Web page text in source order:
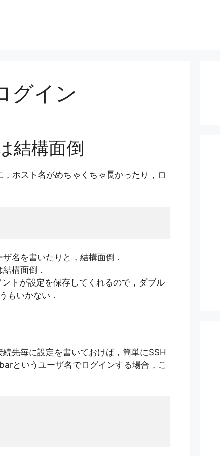
グイン
結構面倒
ホスト名がめちゃくちゃ長かったり，ロ
名を書いたりと，結構面倒．
構面倒．
トが設定を保存してくれるので，ダブル
もいかない．
先毎に設定を書いておけば，簡単にSSH
というユーザ名でログインする場合，こ